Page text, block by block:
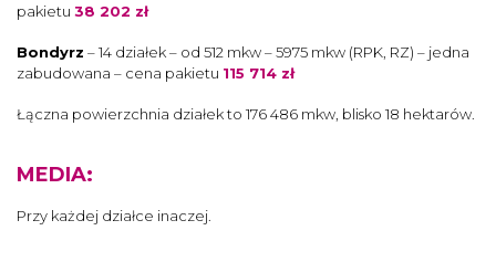
pakietu 38 202 zł
Bondyrz – 14 działek – od 512 mkw – 5975 mkw (RPK, RZ) – jedna
zabudowana – cena pakietu 115 714 zł
Łączna powierzchnia działek to 176 486 mkw, blisko 18 hektarów.
MEDIA:
Przy każdej działce inaczej.